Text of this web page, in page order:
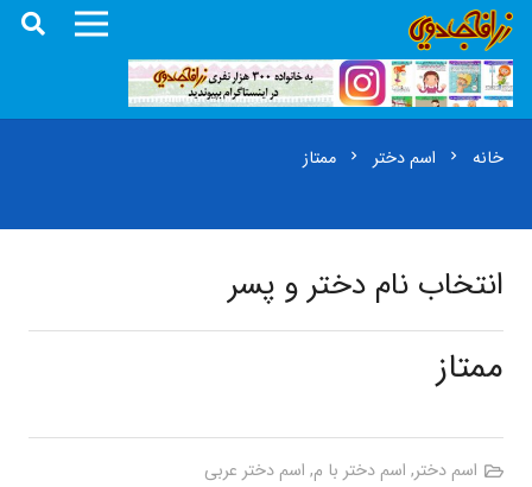
خانه chevron_right اسم دختر chevron_right ممتاز
انتخاب نام دختر و پسر
ممتاز
اسم دختر, اسم دختر با م, اسم دختر عربی